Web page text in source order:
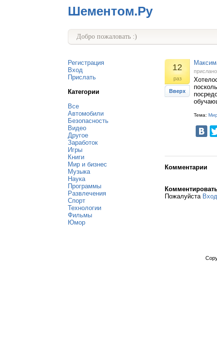
Шементом.Ру
Добро пожаловать :)
Регистрация
Вход
Прислать
Категории
Все
Автомобили
Безопасность
Видео
Другое
Заработок
Игры
Книги
Мир и бизнес
Музыка
Наука
Программы
Развлечения
Спорт
Технологии
Фильмы
Юмор
12
раз
Вверх
Тема:
Комментарии
Пожалуйста Вход